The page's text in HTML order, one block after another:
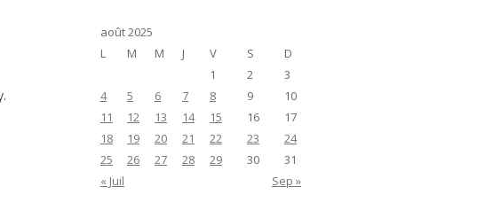
VISITE DE LA FRANCE＊フランス国
内お散歩
août 2025
L
M M J V S D
« Juil Sep »
1 2
3
4
5 6 7 8 9
10
11
12 13 14 15 16
17
18
19 20 21 22 23
24
25
26 27 28 29 30 31